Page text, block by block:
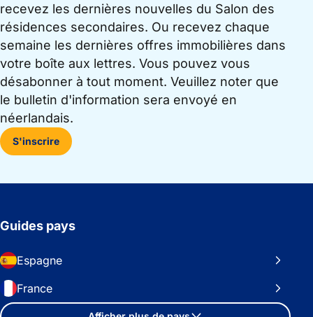
recevez les dernières nouvelles du Salon des
résidences secondaires. Ou recevez chaque
semaine les dernières offres immobilières dans
votre boîte aux lettres. Vous pouvez vous
désabonner à tout moment. Veuillez noter que
le bulletin d'information sera envoyé en
néerlandais.
S'inscrire
Guides pays
Espagne
France